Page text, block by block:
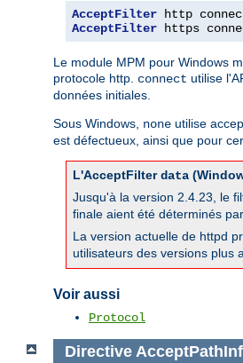
AcceptFilter
AcceptFilter https
Le module MPM pour Windows
protocole http. connect utilise
données initiales.
Sous Windows, none utilise
est défectueux, ainsi que pour
L'AcceptFilterdata
Jusqu'à la version 2.4.23, le
finale aient été déterminés
La version actuelle de httpd
utilisateurs des versions plus
Voir aussi
Protocol
Directive